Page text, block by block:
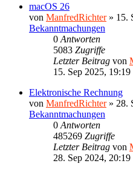
macOS 26
von ManfredRichter» 15.
Bekanntmachungen
0 Antworten
5083 Zugriffe
Letzter Beitrag von
15. Sep 2025, 19:19
Elektronische Rechnung
von ManfredRichter» 28.
Bekanntmachungen
0 Antworten
485269 Zugriffe
Letzter Beitrag von
28. Sep 2024, 20:19